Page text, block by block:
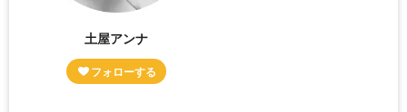
土屋アンナ